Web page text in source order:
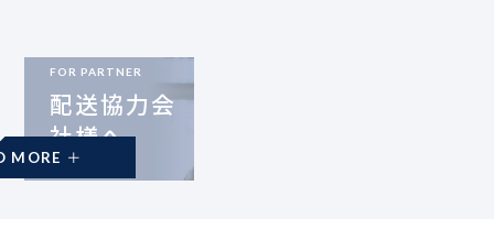
FOR PARTNER
配送協力会
社様へ
READ MORE